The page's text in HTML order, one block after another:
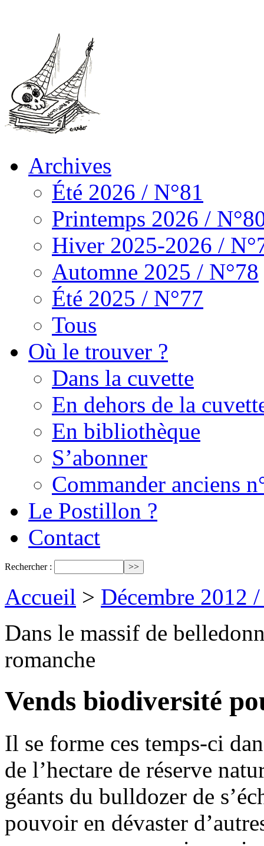
Archives
Été 2026 / N°81
Printemps 2026 /
Hiver 2025-2026 /
Automne 2025 / N°78
Été 2025 / N°77
Tous
Où le trouver ?
Dans la cuvette
En dehors de la
En bibliothèque
S’abonner
Commander anciens
Le Postillon ?
Contact
Rechercher :
Accueil > Décembre 2012
Dans le massif de
romanche
Vends biodiversité
Il se forme ces temps-ci
de l’hectare de réserve
géants du bulldozer de
pouvoir en dévaster